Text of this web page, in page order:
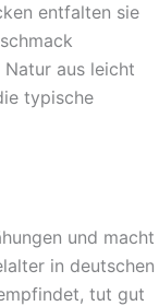
entfalten sie
aus leicht
typische
und macht
in deutschen
tut gut